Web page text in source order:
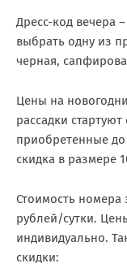
Дресс-код вечера
выбрать одну из
черная,
Цены на
рассадки
приобретенные до
скидка в размере
Стоимость номера
рублей/сутки.
индивидуально.
скидки: